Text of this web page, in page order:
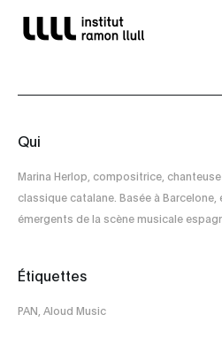
Qui
Marina Herlop, compositrice,
classique catalane. Basée à Barcelone,
émergents de la scène musicale
Étiquettes
PAN, Aloud Music